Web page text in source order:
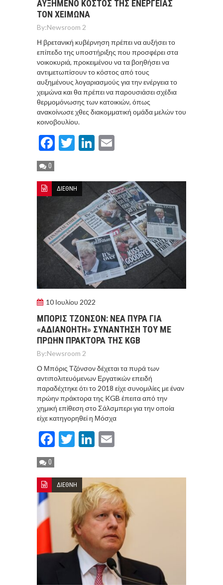
ΑΥΞΗΜΕΝΟ ΚΟΣΤΟΣ ΤΗΣ ΕΝΕΡΓΕΙΑΣ
ΤΟΝ ΧΕΙΜΩΝΑ
By:Newsroom 2
Η βρετανική κυβέρνηση πρέπει να αυξήσει το
επίπεδο της υποστήριξης που προσφέρει στα
νοικοκυριά, προκειμένου να τα βοηθήσει να
αντιμετωπίσουν το κόστος από τους
αυξημένους λογαριασμούς για την ενέργεια το
χειμώνα και θα πρέπει να παρουσιάσει σχέδια
θερμομόνωσης των κατοικιών, όπως
ανακοίνωσε χθες διακομματική ομάδα μελών του
κοινοβουλίου.
Facebook
TwitterLinkedIn
0
ΔΙΕΘΝΗ
10 Ιουλίου 2022
ΜΠΟΡΙΣ ΤΖΟΝΣΟΝ: ΝΕΑ ΠΥΡΑ ΓΙΑ
«ΑΔΙΑΝΟΗΤΗ» ΣΥΝΑΝΤΗΣΗ ΤΟΥ ΜΕ
ΠΡΩΗΝ ΠΡΑΚΤΟΡΑ ΤΗΣ KGB
By:Newsroom 2
Ο Μπόρις Τζόνσον δέχεται τα πυρά των
αντιπολιτευόμενων Εργατικών επειδή
παραδέχτηκε ότι το 2018 είχε συνομιλίες με έναν
πρώην πράκτορα της KGB έπειτα από την
χημική επίθεση στο Σάλσμπερι για την οποία
είχε κατηγορηθεί η Μόσχα
Facebook
TwitterLinkedIn
0
ΔΙΕΘΝΗ